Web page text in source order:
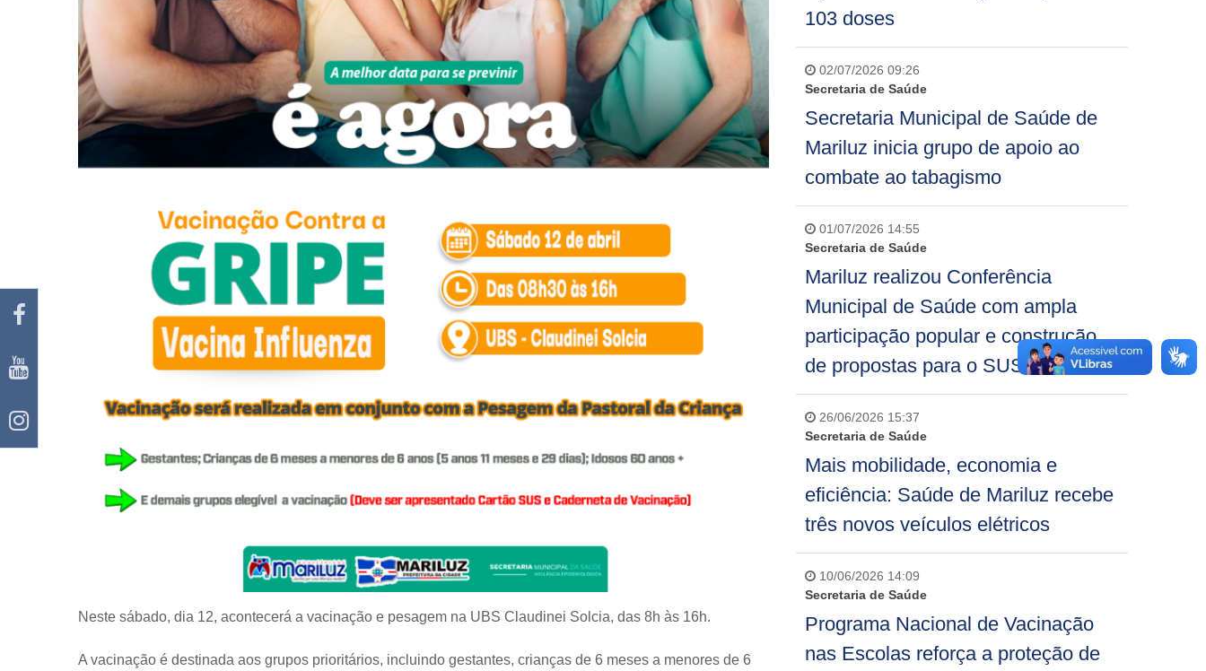
Neste sábado, dia 12, acontecerá a vacinação e pesagem na UBS Claudinei Solcia, das 8h às 16h.
A vacinação é destinada aos grupos prioritários, incluindo gestantes, crianças de 6 meses a menores de 6
103 doses
02/07/2026 09:26
Secretaria de Saúde
Secretaria Municipal de Saúde de
Mariluz inicia grupo de apoio ao
combate ao tabagismo
01/07/2026 14:55
Secretaria de Saúde
Mariluz realizou Conferência
Municipal de Saúde com ampla
participação popular e construção
de propostas para o SUS
26/06/2026 15:37
Secretaria de Saúde
Mais mobilidade, economia e
eficiência: Saúde de Mariluz recebe
três novos veículos elétricos
10/06/2026 14:09
Secretaria de Saúde
Programa Nacional de Vacinação
nas Escolas reforça a proteção de